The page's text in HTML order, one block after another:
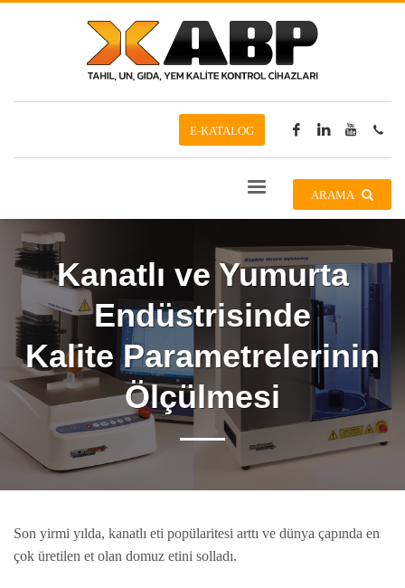
E-KATALOG
ARAMA
Kanatlı ve Yumurta
Endüstrisinde
Kalite Parametrelerinin
Ölçülmesi
Son yirmi yılda, kanatlı eti popülaritesi arttı ve dünya çapında en
çok üretilen et olan domuz etini solladı.